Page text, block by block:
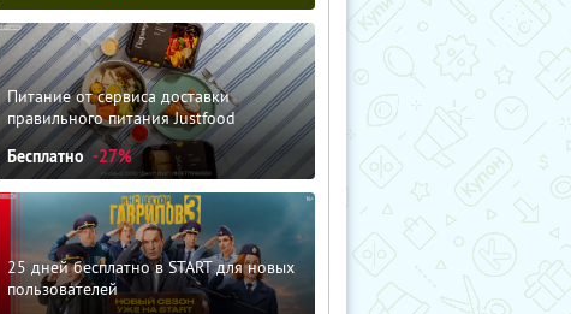
Питание от сервиса доставки
правильного питания Justfood
Бесплатно -27%
25 дней бесплатно в START для новых
пользователей